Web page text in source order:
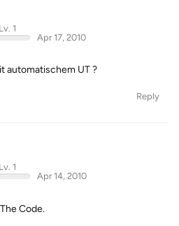
Lv. 1
Apr 17, 2010
automatischem UT ?
Reply
Lv. 1
Apr 14, 2010
Code.